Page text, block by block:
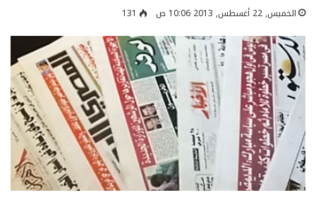
الخميس, 22 أغسطس, 2013 10:06 ص 131